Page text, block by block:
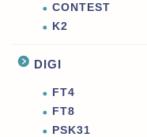
CONTEST
K2
DIGI
FT4
FT8
PSK31